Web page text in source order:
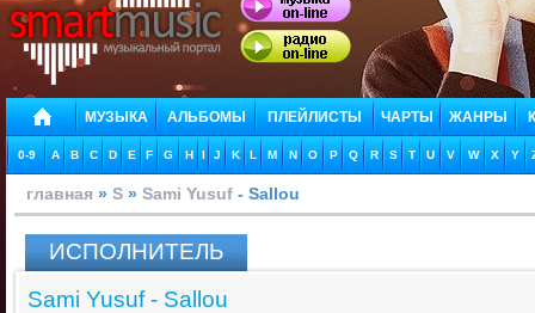
МУЗЫКА АЛЬБОМЫ ПЛЕЙЛИСТЫ ЧАРТЫ ЖАНРЫ
0-9 A B C D E F G H I J K L M N O P Q R S T U V W X Y
главная » S » Sami Yusuf - Sallou
ИСПОЛНИТЕЛЬ
Sami Yusuf - Sallou